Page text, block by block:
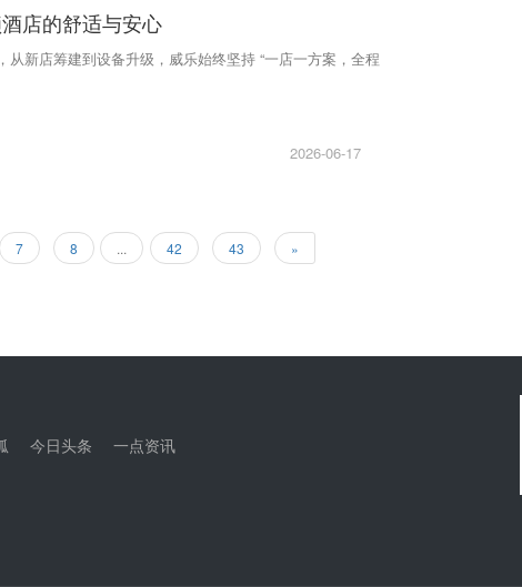
店的舒适与安心
从新店筹建到设备升级，威乐始终坚持 “一店一方案，全程
2026-06-17
7 8 ... 42 43 »
今日头条 一点资讯